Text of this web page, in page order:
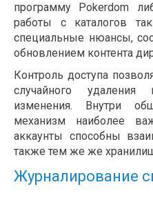
программу Pokerdom
работы с каталогов
специальные нюансы,
обновлением контента
Контроль доступа
случайного удаления
изменения. Внутри
механизм наиболее
аккаунты способны
также тем же же
Журналирование